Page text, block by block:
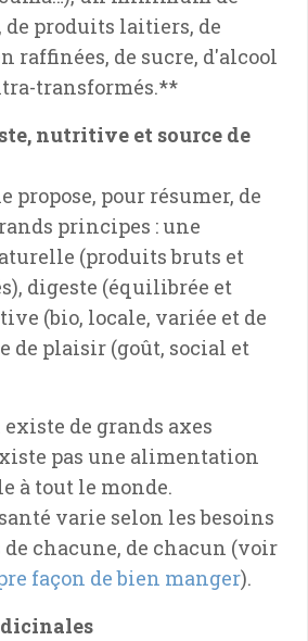
de produits laitiers, de
raffinées, de sucre, d'alcool
transformés.**
nutritive et source de
propose, pour résumer, de
principes : une
(produits bruts et
digeste (équilibrée et
(bio, locale, variée et de
de plaisir (goût, social et
de grands axes
pas une alimentation
à tout le monde.
varie selon les besoins
chacune, de chacun (voir
façon de bien manger).